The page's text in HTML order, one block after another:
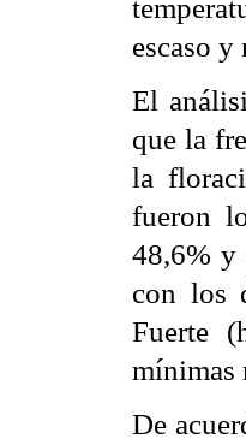
escaso
El
que la
la
fueron
48,6% y
con los
mínimas
De